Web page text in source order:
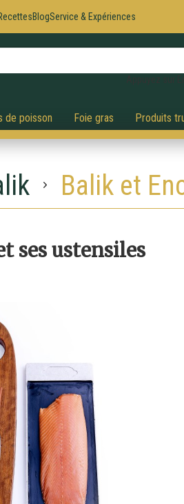
BlogService & Expériences
de poisson Foie gras Produits
Balik et
ses ustensiles